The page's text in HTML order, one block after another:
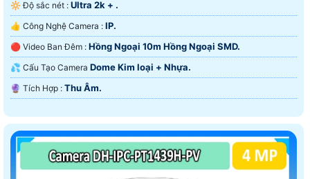
🔆 Độ sắc nét : Ultra 2k + .
👍 Công Nghệ Camera : IP.
🔴 Video Ban Đêm : Hồng Ngoại 10m Hồng Ngoại SMD.
💦 Cấu Tạo Camera Dome Kim loại + Nhựa.
️🔮 Tích Hợp : Thu Âm.